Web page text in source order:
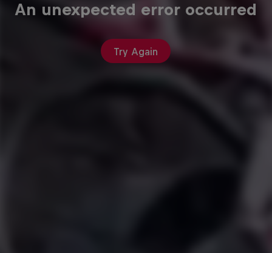
An unexpected error occurred
Try Again